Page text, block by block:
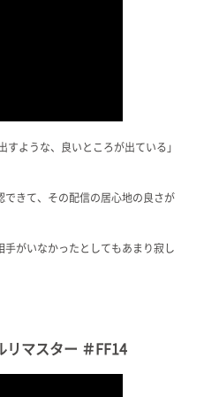
ような、良いところが出ている」
きて、その配信の居心地の良さが
がいなかったとしてもあまり寂し
マスター ＃FF14